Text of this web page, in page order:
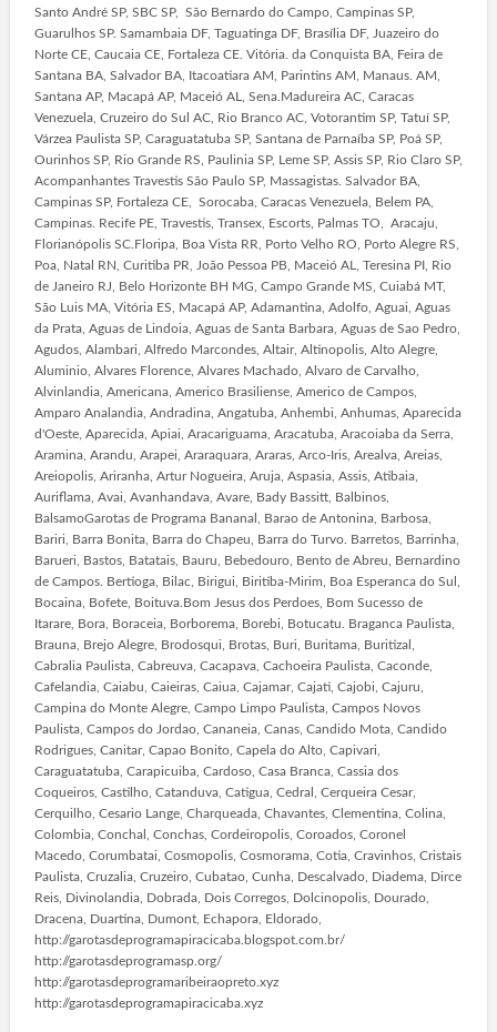
Santo André SP, SBC SP, São Bernardo do Campo, Campinas SP,
Guarulhos SP. Samambaia DF, Taguatinga DF, Brasília DF, Juazeiro do
Norte CE, Caucaia CE, Fortaleza CE. Vitória. da Conquista BA, Feira de
Santana BA, Salvador BA, Itacoatiara AM, Parintins AM, Manaus. AM,
Santana AP, Macapá AP, Maceió AL, Sena.Madureira AC, Caracas
Venezuela, Cruzeiro do Sul AC, Rio Branco AC, Votorantim SP, Tatuí SP,
Várzea Paulista SP, Caraguatatuba SP, Santana de Parnaíba SP, Poá SP,
Ourinhos SP, Rio Grande RS, Paulinia SP, Leme SP, Assis SP, Rio Claro SP,
Acompanhantes Travestis São Paulo SP, Massagistas. Salvador BA,
Campinas SP, Fortaleza CE, Sorocaba, Caracas Venezuela, Belem PA,
Campinas. Recife PE, Travestis, Transex, Escorts, Palmas TO, Aracaju,
Florianópolis SC.Floripa, Boa Vista RR, Porto Velho RO, Porto Alegre RS,
Poa, Natal RN, Curitiba PR, João Pessoa PB, Maceió AL, Teresina PI, Rio
de Janeiro RJ, Belo Horizonte BH MG, Campo Grande MS, Cuiabá MT,
São Luis MA, Vitória ES, Macapá AP, Adamantina, Adolfo, Aguai, Aguas
da Prata, Aguas de Lindoia, Aguas de Santa Barbara, Aguas de Sao Pedro,
Agudos, Alambari, Alfredo Marcondes, Altair, Altinopolis, Alto Alegre,
Aluminio, Alvares Florence, Alvares Machado, Alvaro de Carvalho,
Alvinlandia, Americana, Americo Brasiliense, Americo de Campos,
Amparo Analandia, Andradina, Angatuba, Anhembi, Anhumas, Aparecida
d'Oeste, Aparecida, Apiai, Aracariguama, Aracatuba, Aracoiaba da Serra,
Aramina, Arandu, Arapei, Araraquara, Araras, Arco-Iris, Arealva, Areias,
Areiopolis, Ariranha, Artur Nogueira, Aruja, Aspasia, Assis, Atibaia,
Auriflama, Avai, Avanhandava, Avare, Bady Bassitt, Balbinos,
BalsamoGarotas de Programa Bananal, Barao de Antonina, Barbosa,
Bariri, Barra Bonita, Barra do Chapeu, Barra do Turvo. Barretos, Barrinha,
Barueri, Bastos, Batatais, Bauru, Bebedouro, Bento de Abreu, Bernardino
de Campos. Bertioga, Bilac, Birigui, Biritiba-Mirim, Boa Esperanca do Sul,
Bocaina, Bofete, Boituva.Bom Jesus dos Perdoes, Bom Sucesso de
Itarare, Bora, Boraceia, Borborema, Borebi, Botucatu. Braganca Paulista,
Brauna, Brejo Alegre, Brodosqui, Brotas, Buri, Buritama, Buritizal,
Cabralia Paulista, Cabreuva, Cacapava, Cachoeira Paulista, Caconde,
Cafelandia, Caiabu, Caieiras, Caiua, Cajamar, Cajati, Cajobi, Cajuru,
Campina do Monte Alegre, Campo Limpo Paulista, Campos Novos
Paulista, Campos do Jordao, Cananeia, Canas, Candido Mota, Candido
Rodrigues, Canitar, Capao Bonito, Capela do Alto, Capivari,
Caraguatatuba, Carapicuiba, Cardoso, Casa Branca, Cassia dos
Coqueiros, Castilho, Catanduva, Catigua, Cedral, Cerqueira Cesar,
Cerquilho, Cesario Lange, Charqueada, Chavantes, Clementina, Colina,
Colombia, Conchal, Conchas, Cordeiropolis, Coroados, Coronel
Macedo, Corumbatai, Cosmopolis, Cosmorama, Cotia, Cravinhos, Cristais
Paulista, Cruzalia, Cruzeiro, Cubatao, Cunha, Descalvado, Diadema, Dirce
Reis, Divinolandia, Dobrada, Dois Corregos, Dolcinopolis, Dourado,
Dracena, Duartina, Dumont, Echapora, Eldorado,
http://garotasdeprogramapiracicaba.blogspot.com.br/
http://garotasdeprogramasp.org/
http://garotasdeprogramaribeiraopreto.xyz
http://garotasdeprogramapiracicaba.xyz